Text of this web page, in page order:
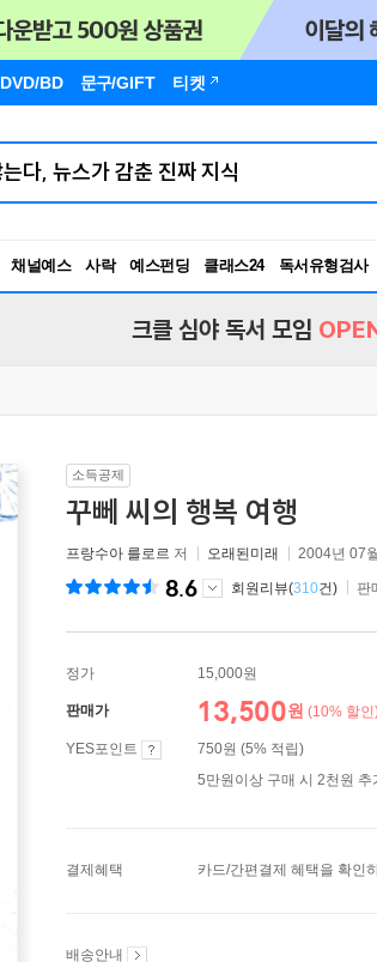
DVD/BD 문구/GIFT 티켓
채널예스 사락 예스펀딩 클래스24
독서유형검사
RBTI Lab
크클 심야 독서 모임
소득공제
꾸뻬 씨의 행복 여행
프랑수아 를로르 저 오래된미래 2004년 07
8.6 회원리뷰(310건) 판
정가 15,000원
판매가 13,500원 (10% 할인
YES포인트
750원 (5% 적립)
5만원이상 구매 시 2천원 추
결제혜택 카드/간편결제 혜택을 확인
배송안내